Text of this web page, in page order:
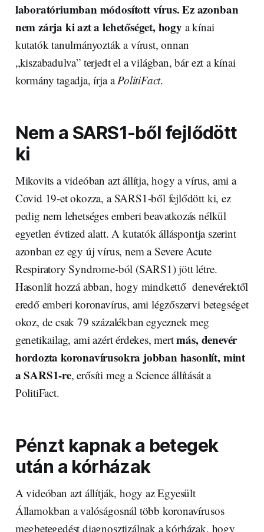
laboratóriumban módosított vírus. Ez azonban
nem zárja ki azt a lehetőséget, hogy a kínai
kutatók tanulmányozták a vírust, onnan
„kiszabadulva” terjedt el a világban, bár ezt a kínai
kormány tagadja, írja aPolitiFact.
Nem a SARS1-ből fejlődött
ki
Mikovits a videóban azt állítja, hogy a vírus, ami a
Covid 19-et okozza, a SARS1-ből fejlődött ki, ez
pedig nem lehetséges emberi beavatkozás nélkül
egyetlen évtized alatt. A kutatók álláspontja szerint
azonban ez egy új vírus, nem a Severe Acute
Respiratory Syndrome-ból (SARS1) jött létre.
Hasonlít hozzá abban, hogy mindkettő denevérektől
eredő emberi koronavírus, ami légzőszervi betegséget
okoz, de csak 79 százalékban egyeznek meg
genetikailag, ami azért érdekes, mertmás, denevér
hordozta koronavírusokra jobban hasonlít, mint
a SARS1-re, erősíti meg a Science állítását a
PolitiFact.
Pénzt kapnak a betegek
után a kórházak
A videóban azt állítják, hogy az Egyesült
Államokban a valóságosnál több koronavírusos
megbetegedést diagnosztizálnak a kórházak, hogy